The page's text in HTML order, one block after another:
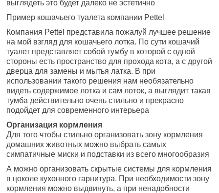
выглядеть это будет далеко не эстетично
Пример кошачьего туалета компании Pettel
Компания Pettel представила пожалуй лучшее решение
на мой взгляд для кошачьего лотка. По сути кошачий
туалет представляет собой тумбу в которой с одной
стороны есть пространство для прохода кота, а с другой
дверца для замены и мытья латка. В при
использовании такого решения нам необязательно
видеть содержимое лотка и сам лоток, а выглядит такая
тумба действительно очень стильно и прекрасно
подойдет для современного интерьера
Организация кормления
Для того чтобы стильно организовать зону кормления
домашних животных можно выбрать самых
симпатичные миски и подставки из всего многообразия
А можно организовать скрытые системы для кормления
в цоколе кухонного гарнитура. При необходимости зону
кормления можно выдвинуть, а при ненадобности